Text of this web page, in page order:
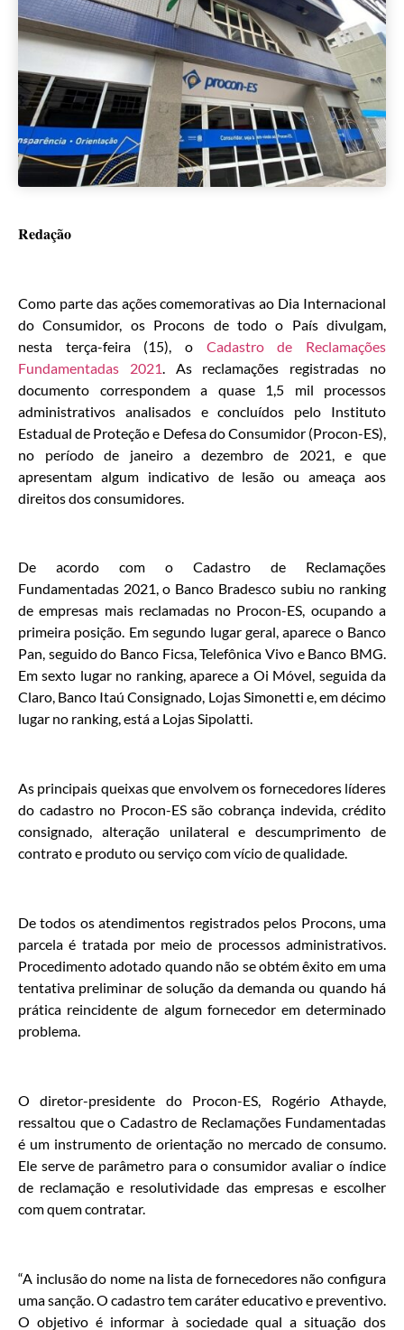
Redação
Como parte das ações comemorativas ao Dia Internacional
do Consumidor, os Procons de todo o País divulgam,
nesta terça-feira (15), o Cadastro de Reclamações
Fundamentadas 2021 . As reclamações registradas no
documento correspondem a quase 1,5 mil processos
administrativos analisados e concluídos pelo Instituto
Estadual de Proteção e Defesa do Consumidor (Procon-ES),
no período de janeiro a dezembro de 2021, e que
apresentam algum indicativo de lesão ou ameaça aos
direitos dos consumidores.
De acordo com o Cadastro de Reclamações
Fundamentadas 2021, o Banco Bradesco subiu no ranking
de empresas mais reclamadas no Procon-ES, ocupando a
primeira posição. Em segundo lugar geral, aparece o Banco
Pan, seguido do Banco Ficsa, Telefônica Vivo e Banco BMG.
Em sexto lugar no ranking, aparece a Oi Móvel, seguida da
Claro, Banco Itaú Consignado, Lojas Simonetti e, em décimo
lugar no ranking, está a Lojas Sipolatti.
As principais queixas que envolvem os fornecedores líderes
do cadastro no Procon-ES são cobrança indevida, crédito
consignado, alteração unilateral e descumprimento de
contrato e produto ou serviço com vício de qualidade.
De todos os atendimentos registrados pelos Procons, uma
parcela é tratada por meio de processos administrativos.
Procedimento adotado quando não se obtém êxito em uma
tentativa preliminar de solução da demanda ou quando há
prática reincidente de algum fornecedor em determinado
problema.
O diretor-presidente do Procon-ES, Rogério Athayde,
ressaltou que o Cadastro de Reclamações Fundamentadas
é um instrumento de orientação no mercado de consumo.
Ele serve de parâmetro para o consumidor avaliar o índice
de reclamação e resolutividade das empresas e escolher
com quem contratar.
“A inclusão do nome na lista de fornecedores não configura
uma sanção. O cadastro tem caráter educativo e preventivo.
O objetivo é informar à sociedade qual a situação dos